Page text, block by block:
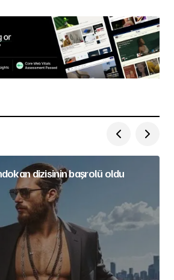
dizisinin başrolü oldu